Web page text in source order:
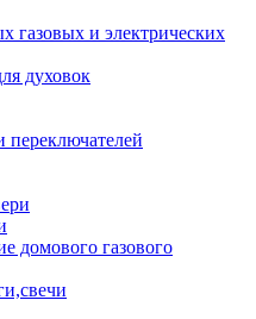
газовых и электрических
духовок
переключателей
домового газового